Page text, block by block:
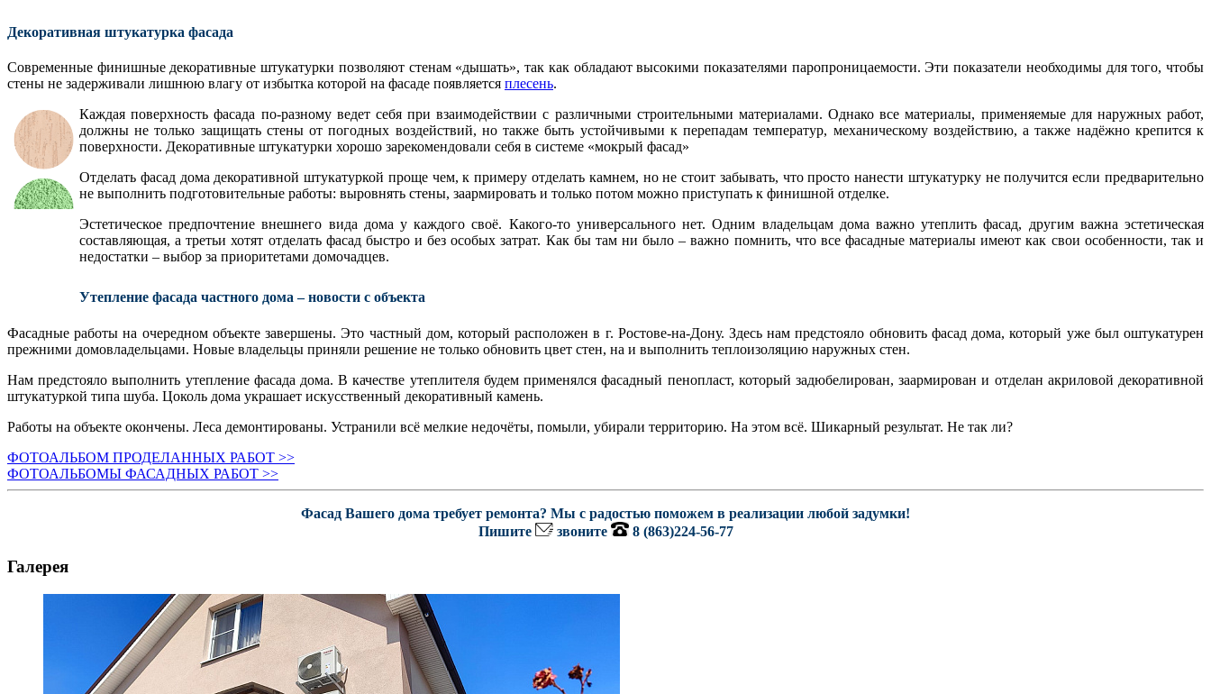
Декоративная штукатурка фасада
Современные финишные декоративные штукатурки позволяют стенам «дышать», так как обладают высокими показателями паропроницаемости. Эти показатели необходимы для того, чтобы
стены не задерживали лишнюю влагу от избытка которой на фасаде появляется плесень.
Каждая поверхность фасада по-разному ведет себя при взаимодействии с различными строительными материалами. Однако все материалы, применяемые для наружных работ,
должны не только защищать стены от погодных воздействий, но также быть устойчивыми к перепадам температур, механическому воздействию, а также надёжно крепится к
поверхности. Декоративные штукатурки хорошо зарекомендовали себя в системе «мокрый фасад»
Отделать фасад дома декоративной штукатуркой проще чем, к примеру отделать камнем, но не стоит забывать, что просто нанести штукатурку не получится если предварительно
не выполнить подготовительные работы: выровнять стены, заармировать и только потом можно приступать к финишной отделке.
Эстетическое предпочтение внешнего вида дома у каждого своё. Какого-то универсального нет. Одним владельцам дома важно утеплить фасад, другим важна эстетическая
составляющая, а третьи хотят отделать фасад быстро и без особых затрат. Как бы там ни было – важно помнить, что все фасадные материалы имеют как свои особенности, так и
недостатки – выбор за приоритетами домочадцев.
Утепление фасада частного дома – новости с объекта
Фасадные работы на очередном объекте завершены. Это частный дом, который расположен в г. Ростове-на-Дону. Здесь нам предстояло обновить фасад дома, который уже был оштукатурен
прежними домовладельцами. Новые владельцы приняли решение не только обновить цвет стен, на и выполнить теплоизоляцию наружных стен.
Нам предстояло выполнить утепление фасада дома. В качестве утеплителя будем применялся фасадный пенопласт, который задюбелирован, заармирован и отделан акриловой декоративной
штукатуркой типа шуба. Цоколь дома украшает искусственный декоративный камень.
Работы на объекте окончены. Леса демонтированы. Устранили всё мелкие недочёты, помыли, убирали территорию. На этом всё. Шикарный результат. Не так ли?
ФОТОАЛЬБОМ ПРОДЕЛАННЫХ РАБОТ >>
ФОТОАЛЬБОМЫ ФАСАДНЫХ РАБОТ >>
Фасад Вашего дома требует ремонта? Мы с радостью поможем в реализации любой задумки!
Пишите
звоните 8 (863)224-56-77
Галерея